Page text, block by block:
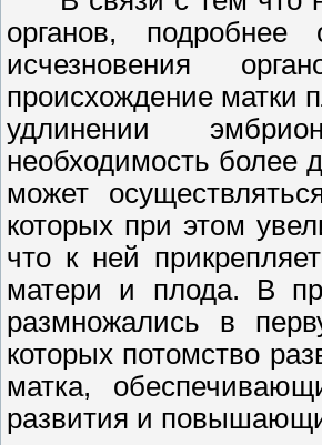
органов, подробнее
исчезновения
происхождение матки
удлинении
необходимость более
может
которых при этом
что к ней
матери и плода. В
размножались в
которых потомство
матка,
развития и